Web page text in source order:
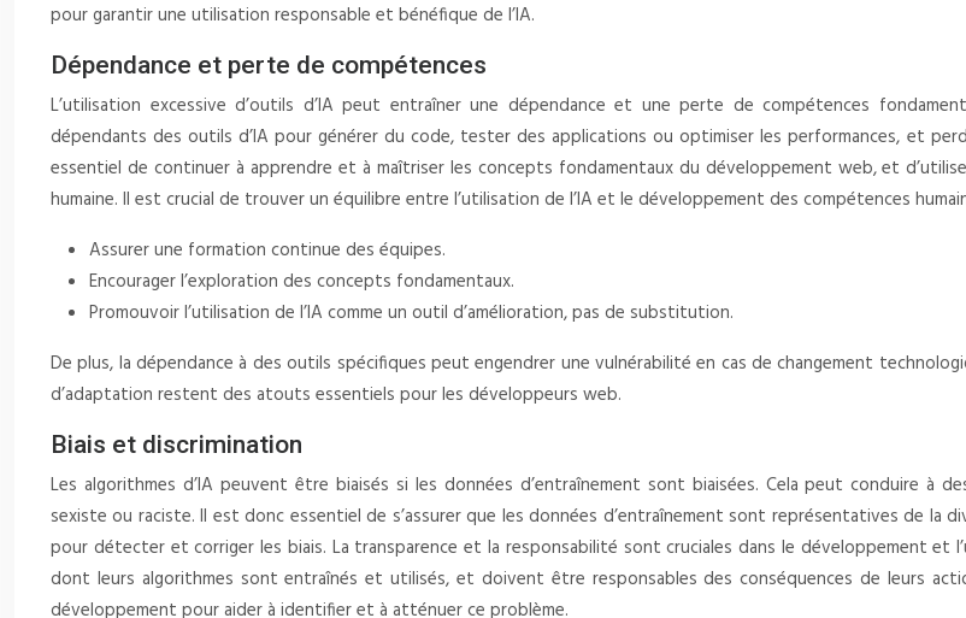
pour garantir une utilisation responsable et bénéfique de l’IA.
Dépendance et perte de compétences
L’utilisation excessive d’outils d’IA peut entraîner une dépendance et une perte de compétences
dépendants des outils d’IA pour générer du code, tester des applications ou optimiser les performances, et
essentiel de continuer à apprendre et à maîtriser les concepts fondamentaux du développement web, et
humaine. Il est crucial de trouver un équilibre entre l’utilisation de l’IA et le développement des compétences
Assurer une formation continue des équipes.
Encourager l’exploration des concepts fondamentaux.
Promouvoir l’utilisation de l’IA comme un outil d’amélioration, pas de substitution.
De plus, la dépendance à des outils spécifiques peut engendrer une vulnérabilité en cas de changement
d’adaptation restent des atouts essentiels pour les développeurs web.
Biais et discrimination
Les algorithmes d’IA peuvent être biaisés si les données d’entraînement sont biaisées. Cela peut conduire à
sexiste ou raciste. Il est donc essentiel de s’assurer que les données d’entraînement sont représentatives de
pour détecter et corriger les biais. La transparence et la responsabilité sont cruciales dans le développement et
dont leurs algorithmes sont entraînés et utilisés, et doivent être responsables des conséquences de leurs
développement pour aider à identifier et à atténuer ce problème.